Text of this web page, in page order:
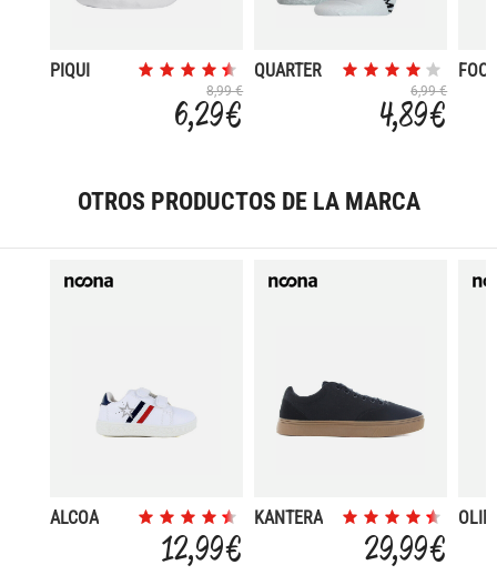
PIQUI
8,99 €
6,29 €
QUARTER
6,99 €
4,89 €
OTROS PRODUCTOS DE LA MARCA
ALCOA
12,99 €
KANTERA
29,99 €